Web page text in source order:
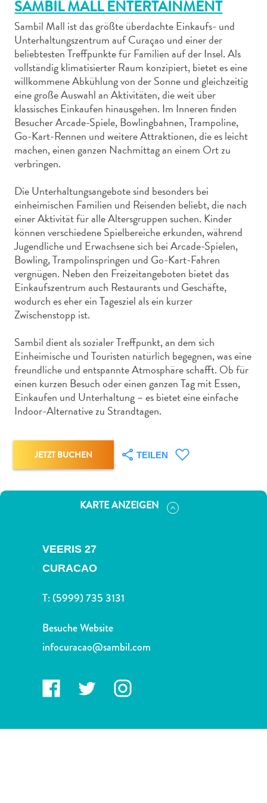
Abenteuer
zu
Land
andere
Einkaufsviertel
Essen
und
Kunst
und
Kultur
Mietwagen
Museen
Nachtleben
und
Unterhaltung
Natur
Parks
Sehenswürdigkeiten
und
Wahrzeichen
Spa
Sport
Tauchoperatoren
Taxidienste
Wasseraktivitäten
SAMBIL MALL ENTERTAINMENT
Sambil Mall ist das größte überdachte Einkaufs- und
Unterhaltungszentrum auf Curaçao und einer der
beliebtesten Treffpunkte für Familien auf der Insel. Als
vollständig klimatisierter Raum konzipiert, bietet es eine
willkommene Abkühlung von der Sonne und gleichzeitig
eine große Auswahl an Aktivitäten, die weit über
klassisches Einkaufen hinausgehen. Im Inneren finden
Besucher Arcade-Spiele, Bowlingbahnen, Trampoline,
Go-Kart-Rennen und weitere Attraktionen, die es leicht
machen, einen ganzen Nachmittag an einem Ort zu
verbringen.
Die Unterhaltungsangebote sind besonders bei
einheimischen Familien und Reisenden beliebt, die nach
einer Aktivität für alle Altersgruppen suchen. Kinder
können verschiedene Spielbereiche erkunden, während
Jugendliche und Erwachsene sich bei Arcade-Spielen,
Bowling, Trampolinspringen und Go-Kart-Fahren
vergnügen. Neben den Freizeitangeboten bietet das
Einkaufszentrum auch Restaurants und Geschäfte,
wodurch es eher ein Tagesziel als ein kurzer
Zwischenstopp ist.
Sambil dient als sozialer Treffpunkt, an dem sich
Einheimische und Touristen natürlich begegnen, was eine
freundliche und entspannte Atmosphäre schafft. Ob für
einen kurzen Besuch oder einen ganzen Tag mit Essen,
Einkaufen und Unterhaltung – es bietet eine einfache
Indoor-Alternative zu Strandtagen.
JETZT BUCHEN TEILEN
KARTE ANZEIGEN
VEERIS 27
CURACAO
T:(5999) 735 3131
Besuche Website
infocuracao@sambil.com